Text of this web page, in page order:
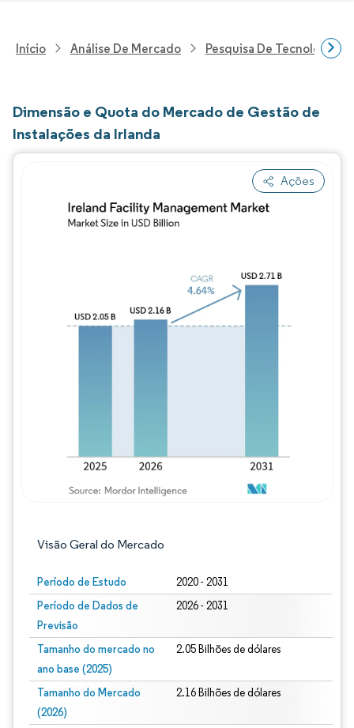
Início Análise De Mercado Pesquisa De Tecnologia,
Dimensão e Quota do Mercado de Gestão de
Instalações da Irlanda
Ações
Visão Geral do Mercado
Período de Estudo 2020 - 2031
Período de Dados de
Previsão
2026 - 2031
Tamanho do mercado no
ano base (2025)
2.05 Bilhões de dólares
Tamanho do Mercado
(2026)
2.16 Bilhões de dólares